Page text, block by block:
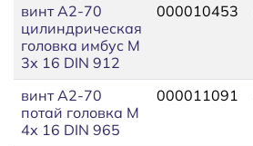
винт A2-70
цилиндрическая
головка имбус М
3х 16 DIN 912
000010453
винт A2-70
потай головка М
4х 16 DIN 965
000011091